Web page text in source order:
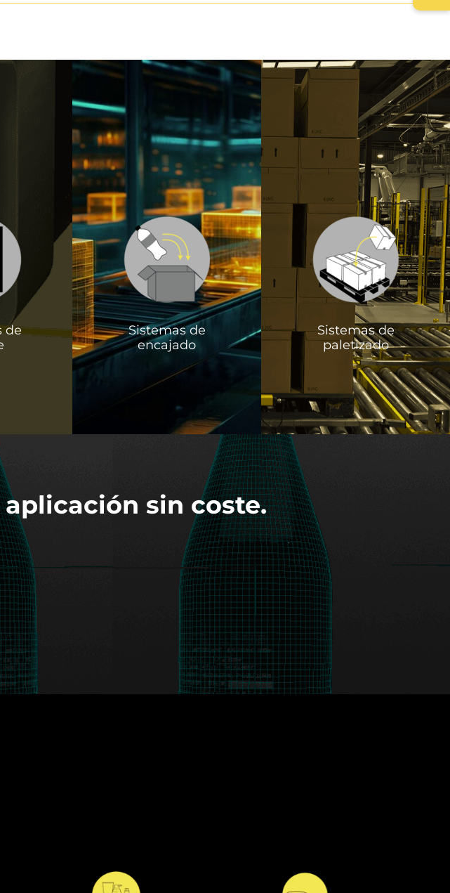
de
Sistemas de
encajado
Sistemas de
paletizado
sin coste.